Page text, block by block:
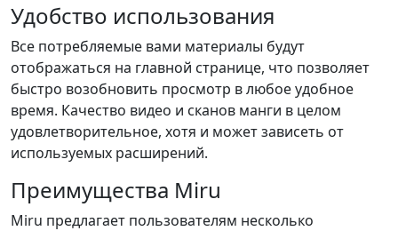
Удобство использования
Все потребляемые вами материалы будут
отображаться на главной странице, что позволяет
быстро возобновить просмотр в любое удобное
время. Качество видео и сканов манги в целом
удовлетворительное, хотя и может зависеть от
используемых расширений.
Преимущества Miru
Miru предлагает пользователям несколько